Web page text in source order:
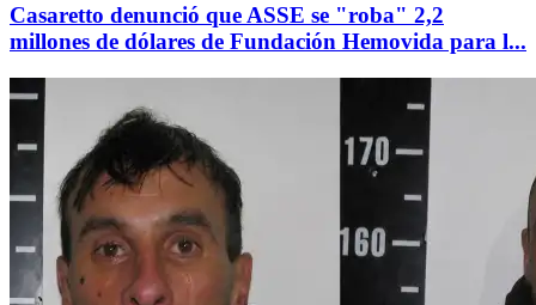
Casaretto denunció que ASSE se "roba" 2,2
millones de dólares de Fundación Hemovida para l...